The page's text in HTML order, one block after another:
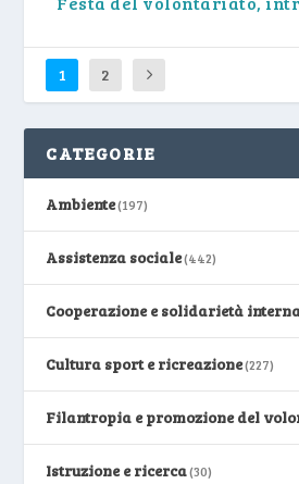
1 2
CATEGORIE
Ambiente(197)
Assistenza sociale(442)
Cooperazione e solidarietà
Cultura sport e ricreazione(227)
Filantropia e promozione del
Istruzione e ricerca(30)